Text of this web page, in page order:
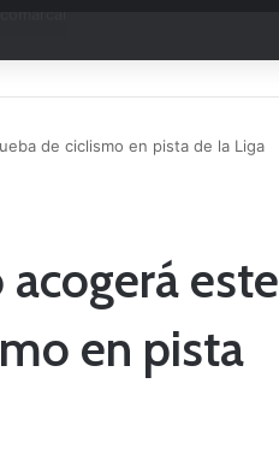
de ciclismo en pista de la Liga
este
en pista